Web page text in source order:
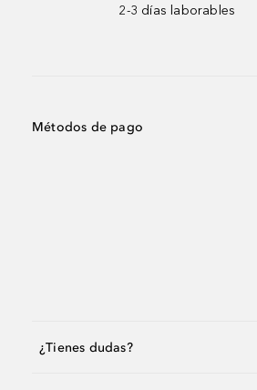
2-3 días laborables
Métodos de pago
¿Tienes dudas?